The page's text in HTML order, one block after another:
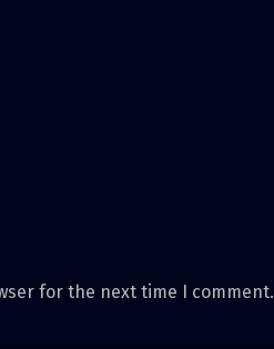
for the next time I comment.